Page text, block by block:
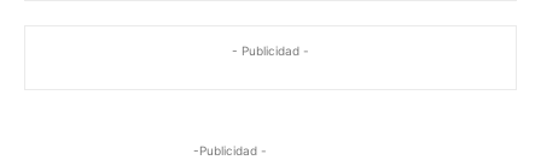
- Publicidad -
-Publicidad -